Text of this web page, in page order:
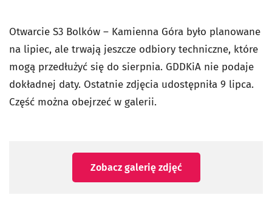
Otwarcie S3 Bolków – Kamienna Góra było planowane
na lipiec, ale trwają jeszcze odbiory techniczne, które
mogą przedłużyć się do sierpnia. GDDKiA nie podaje
dokładnej daty. Ostatnie zdjęcia udostępniła 9 lipca.
Część można obejrzeć w galerii.
Zobacz galerię zdjęć